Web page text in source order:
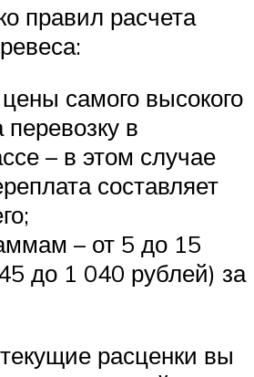
правил расчета
самого высокого
в
– в этом случае
составляет
– от 5 до 15
до 1 040 рублей) за
расценки вы